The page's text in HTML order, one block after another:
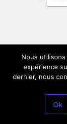
Nous
expérience
dernier, nous
Ok